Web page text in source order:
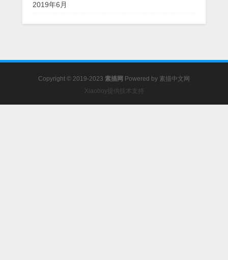
2019年6月
Copyright © 2019-2023 素描网 Powered by 素描中文网
Xiaoboy提供技术支持